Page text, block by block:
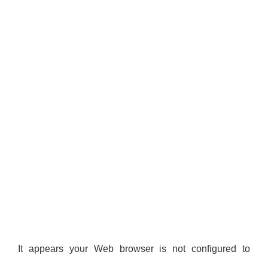
It appears your Web browser is not configured to